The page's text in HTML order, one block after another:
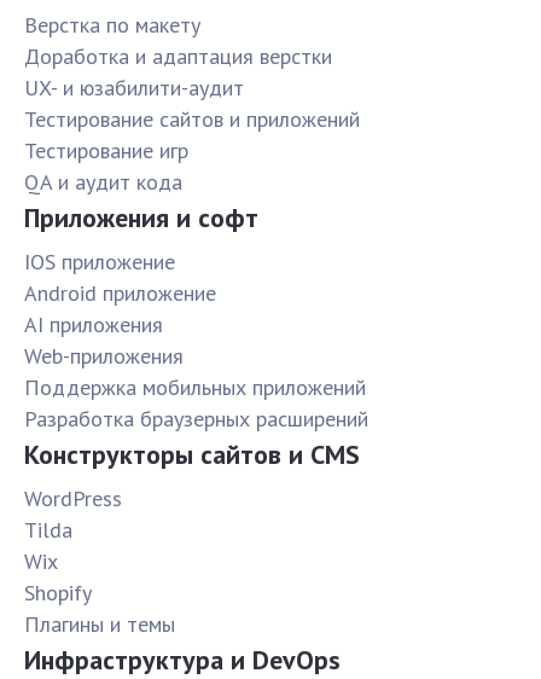
Верстка по макету
Доработка и адаптация верстки
UX- и юзабилити-аудит
Тестирование сайтов и приложений
Тестирование игр
QA и аудит кода
Приложения и софт
IOS приложение
Android приложение
AI приложения
Web-приложения
Поддержка мобильных приложений
Разработка браузерных расширений
Конструкторы сайтов и CMS
WordPress
Tilda
Wix
Shopify
Плагины и темы
Инфраструктура и DevOps